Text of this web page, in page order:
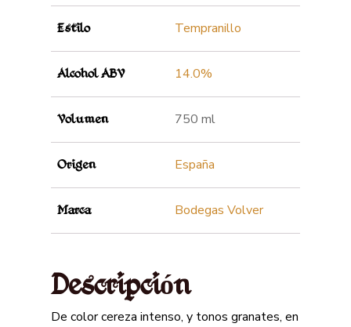
Estilo Tempranillo
Alcohol ABV 14.0%
Volumen 750 ml
Origen España
Marca Bodegas Volver
Descripción
De color cereza intenso, y tonos granates, en